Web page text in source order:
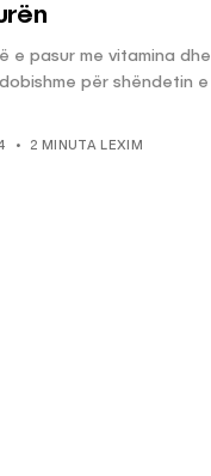
e pasur me vitamina dhe
për shëndetin e
2 MINUTA LEXIM